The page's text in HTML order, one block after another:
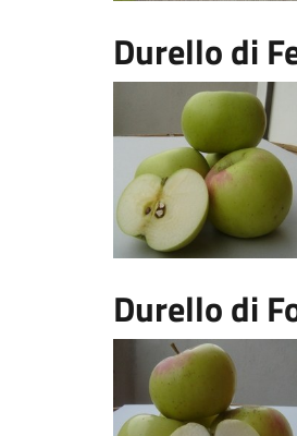
Durello di
Durello di